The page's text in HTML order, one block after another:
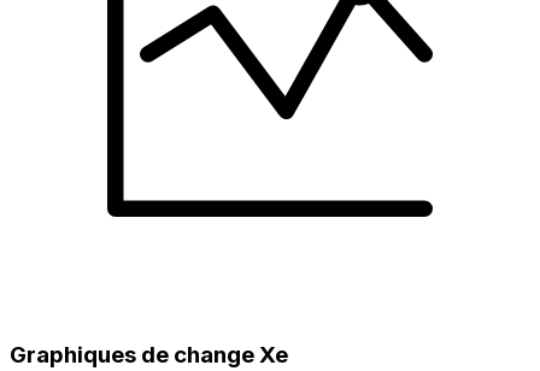
Graphiques de change Xe